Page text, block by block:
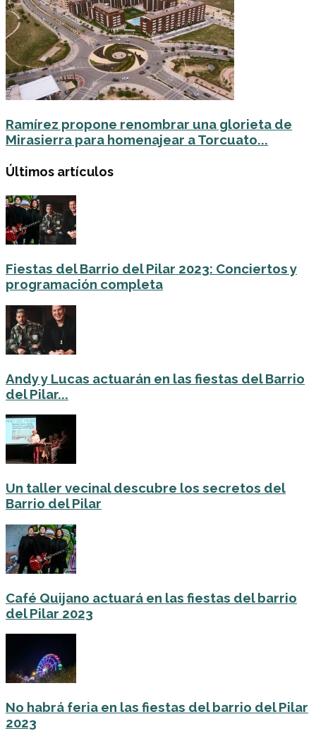
Ramírez propone renombrar una glorieta de
Mirasierra para homenajear a Torcuato...
Últimos artículos
Fiestas del Barrio del Pilar 2023: Conciertos y
programación completa
Andy y Lucas actuarán en las fiestas del Barrio
del Pilar...
Un taller vecinal descubre los secretos del
Barrio del Pilar
Café Quijano actuará en las fiestas del barrio
del Pilar 2023
No habrá feria en las fiestas del barrio del Pilar
2023